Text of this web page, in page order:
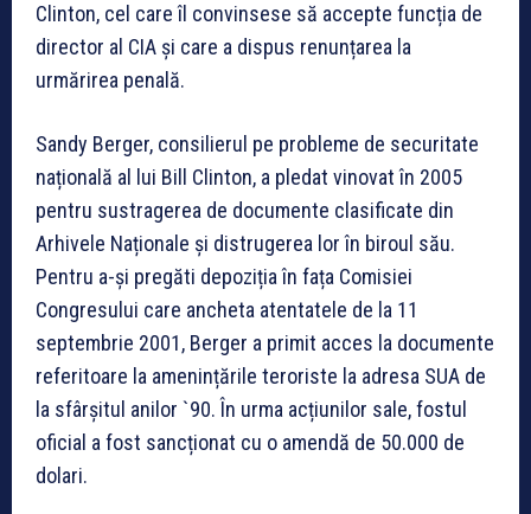
Clinton, cel care îl convinsese să accepte funcția de
director al CIA și care a dispus renunțarea la
urmărirea penală.
Sandy Berger, consilierul pe probleme de securitate
națională al lui Bill Clinton, a pledat vinovat în 2005
pentru sustragerea de documente clasificate din
Arhivele Naționale și distrugerea lor în biroul său.
Pentru a-și pregăti depoziția în fața Comisiei
Congresului care ancheta atentatele de la 11
septembrie 2001, Berger a primit acces la documente
referitoare la amenințările teroriste la adresa SUA de
la sfârșitul anilor `90. În urma acțiunilor sale, fostul
oficial a fost sancționat cu o amendă de 50.000 de
dolari.